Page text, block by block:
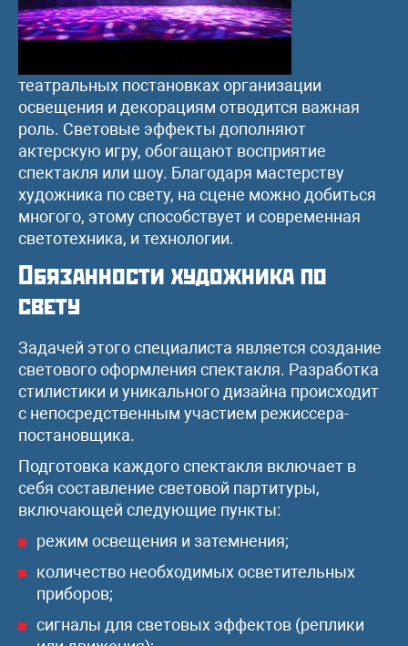
театральных постановках организации
освещения и декорациям отводится важная
роль. Световые эффекты дополняют
актерскую игру, обогащают восприятие
спектакля или шоу. Благодаря мастерству
художника по свету, на сцене можно добиться
многого, этому способствует и современная
светотехника, и технологии.
Обязанности художника по
свету
Задачей этого специалиста является создание
светового оформления спектакля. Разработка
стилистики и уникального дизайна происходит
с непосредственным участием режиссера-
постановщика.
Подготовка каждого спектакля включает в
себя составление световой партитуры,
включающей следующие пункты:
режим освещения и затемнения;
количество необходимых осветительных
приборов;
сигналы для световых эффектов (реплики